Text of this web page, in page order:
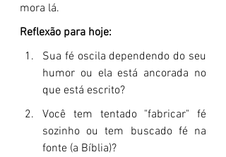
mora lá.
Reflexão para hoje:
Sua fé oscila dependendo do seu
humor ou ela está ancorada no
que está escrito?
Você tem tentado "fabricar" fé
sozinho ou tem buscado fé na
fonte (a Bíblia)?